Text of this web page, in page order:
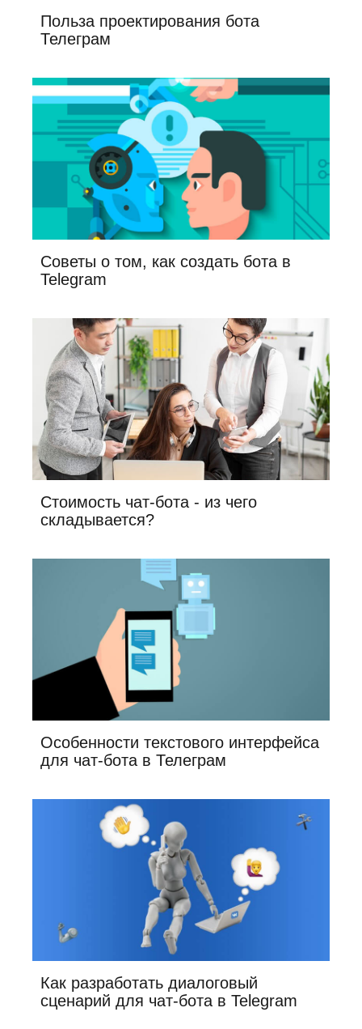
Польза проектирования бота
Телеграм
Советы о том, как создать бота в
Telegram
Стоимость чат-бота - из чего
складывается?
Особенности текстового интерфейса
для чат-бота в Телеграм
Как разработать диалоговый
сценарий для чат-бота в Telegram